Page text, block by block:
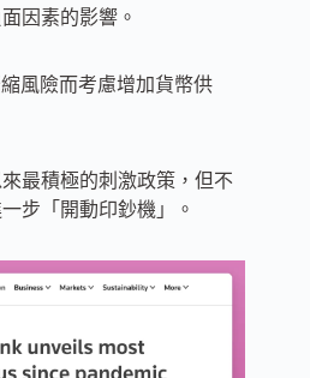
因素的影響。
風險而考慮增加貨幣供
最積極的刺激政策，但不
步「開動印鈔機」。